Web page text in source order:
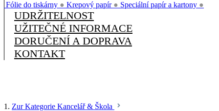
Fólie do tiskárny ● Krepový papír ● Speciální papír a kartony ●
UDRŽITELNOST
UŽITEČNÉ INFORMACE
DORUČENÍ A DOPRAVA
KONTAKT
1. Zur Kategorie Kancelář & Škola